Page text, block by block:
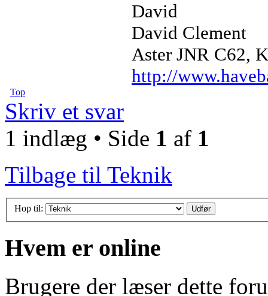
David
David Clement
Aster JNR C62,
http://
Top
Skriv et svar
1 indlæg • Side 1 af 1
Tilbage til Teknik
Hop til:
Hvem er online
Brugere der læser dette